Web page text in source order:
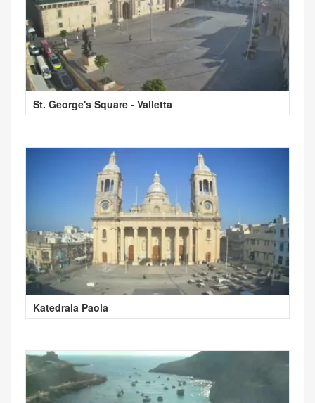
St. George's Square - Valletta
Katedrala Paola